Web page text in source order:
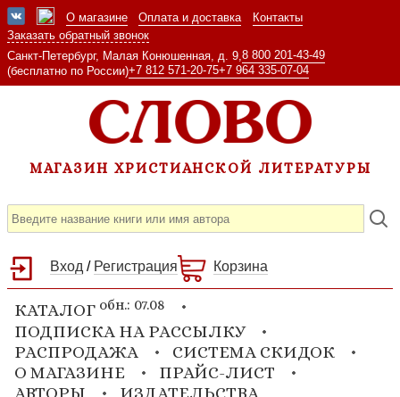
О магазине Оплата и доставка
Контакты
Заказать обратный звонок
Санкт-Петербург, Малая Конюшенная, д. 9, 8 800 201-43-49
(бесплатно по России)+7 812 571-20-75+7 964 335-07-04
МАГАЗИН ХРИСТИАНСКОЙ ЛИТЕРАТУРЫ
Вход / Регистрация Корзина
КАТАЛОГ обн.: 07.08
ПОДПИСКА НА РАССЫЛКУ
РАСПРОДАЖА
СИСТЕМА СКИДОК
О МАГАЗИНЕ
ПРАЙС-ЛИСТ
АВТОРЫ
ИЗДАТЕЛЬСТВА